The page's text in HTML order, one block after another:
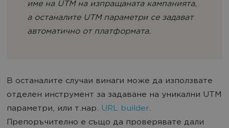
име на UTM на изпращаната кампанията,
а останалите UTM параметри се задават
автоматично от платформата.
В останалите случаи винаги може да използвате
отделен инструмент за задаване на уникални UTM
параметри, или т.нар. URL builder.
Препоръчително е също да проверявате дали